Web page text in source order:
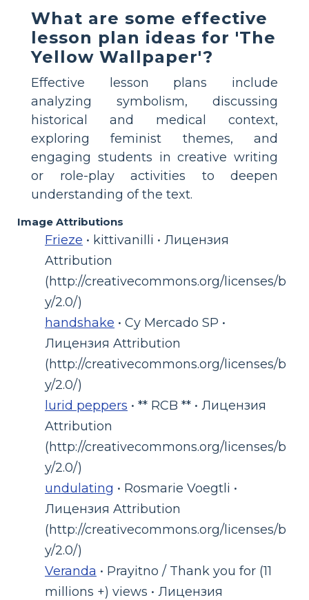
What are some effective
lesson plan ideas for 'The
Yellow Wallpaper'?
Effective lesson plans include
analyzing symbolism, discussing
historical and medical context,
exploring feminist themes, and
engaging students in creative writing
or role-play activities to deepen
understanding of the text.
Image Attributions
Frieze • kittivanilli • Лицензия
Attribution
(http://creativecommons.org/licenses/b
y/2.0/)
handshake • Cy Mercado SP •
Лицензия Attribution
(http://creativecommons.org/licenses/b
y/2.0/)
lurid peppers • ** RCB ** • Лицензия
Attribution
(http://creativecommons.org/licenses/b
y/2.0/)
undulating • Rosmarie Voegtli •
Лицензия Attribution
(http://creativecommons.org/licenses/b
y/2.0/)
Veranda • Prayitno / Thank you for (11
millions +) views • Лицензия